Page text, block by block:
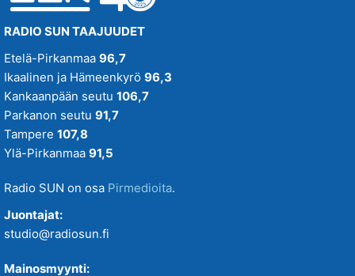
RADIO SUN TAAJUUDET
Etelä-Pirkanmaa 96,7
Ikaalinen ja Hämeenkyrö 96,3
Kankaanpään seutu 106,7
Parkanon seutu 91,7
Tampere 107,8
Ylä-Pirkanmaa 91,5
Radio SUN on osa Pirmedioita.
Juontajat:
studio@radiosun.fi
Mainosmyynti: